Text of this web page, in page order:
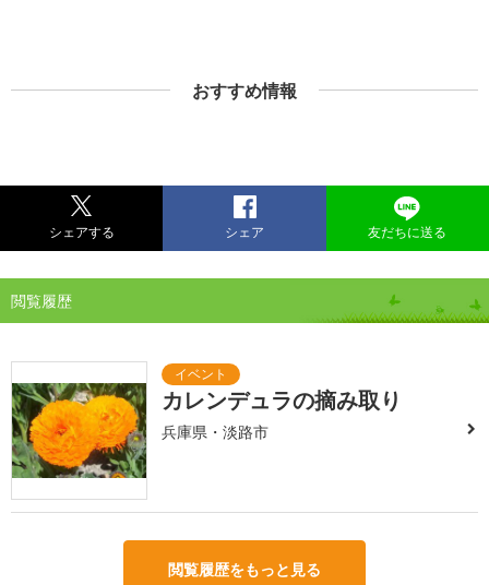
おすすめ情報
シェアする シェア 友だちに送る
閲覧履歴
カレンデュラの摘み取り
兵庫県・淡路市
閲覧履歴をもっと見る